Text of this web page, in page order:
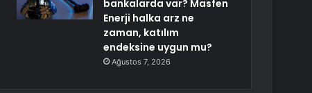
bankalarda var? Masfen
Enerji halka arz ne
zaman, katılım
endeksine uygun mu?
Ağustos 7, 2026